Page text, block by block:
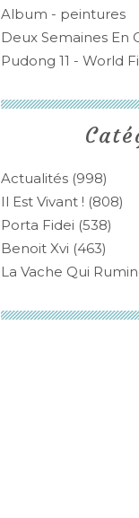
Actualités (998)
Il Est Vivant ! (808)
Porta Fidei (538)
Benoit Xvi (463)
La Vache Qui
Album - peintures
Deux Semaines En
Pudong 11 - World